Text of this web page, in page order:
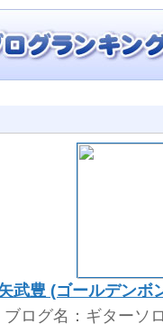
武豊 (ゴールデンボ
ブログ名：ギターソ